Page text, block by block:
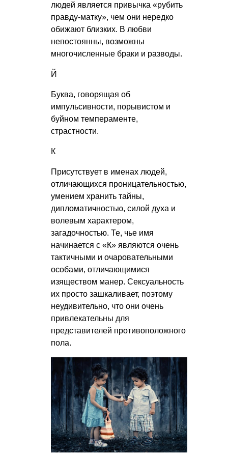
людей является привычка «рубить
правду-матку», чем они нередко
обижают близких. В любви
непостоянны, возможны
многочисленные браки и разводы.
Й
Буква, говорящая об
импульсивности, порывистом и
буйном темпераменте,
страстности.
К
Присутствует в именах людей,
отличающихся проницательностью,
умением хранить тайны,
дипломатичностью, силой духа и
волевым характером,
загадочностью. Те, чье имя
начинается с «К» являются очень
тактичными и очаровательными
особами, отличающимися
изяществом манер. Сексуальность
их просто зашкаливает, поэтому
неудивительно, что они очень
привлекательны для
представителей противоположного
пола.